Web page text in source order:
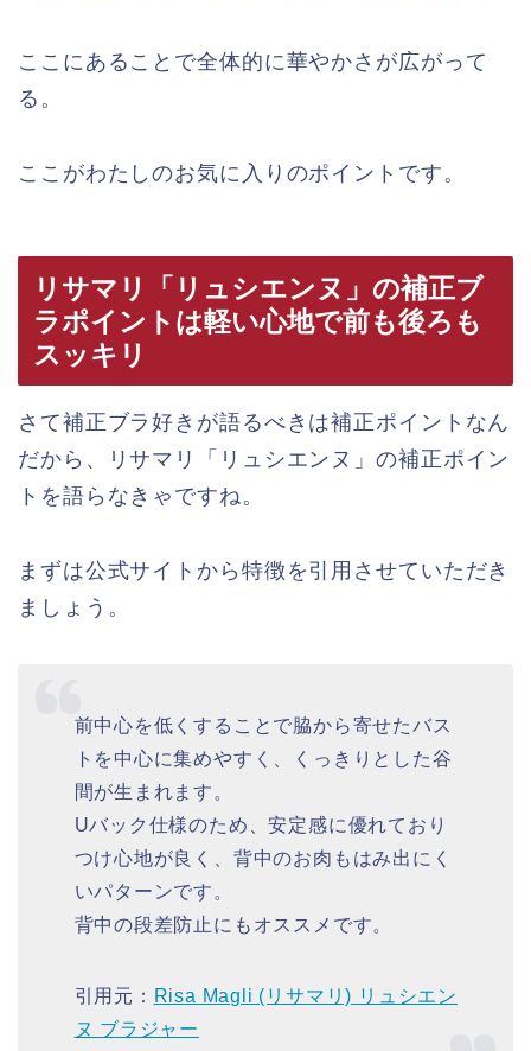
ここにあることで全体的に華やかさが広がって
る。
ここがわたしのお気に入りのポイントです。
リサマリ「リュシエンヌ」の補正ブ
ラポイントは軽い心地で前も後ろも
スッキリ
さて補正ブラ好きが語るべきは補正ポイントなん
だから、リサマリ「リュシエンヌ」の補正ポイン
トを語らなきゃですね。
まずは公式サイトから特徴を引用させていただき
ましょう。
前中心を低くすることで脇から寄せたバス
トを中心に集めやすく、くっきりとした谷
間が生まれます。
Uバック仕様のため、安定感に優れており
つけ心地が良く、背中のお肉もはみ出にく
いパターンです。
背中の段差防止にもオススメです。
引用元： Risa Magli (リサマリ) リュシエン
ヌ ブラジャー